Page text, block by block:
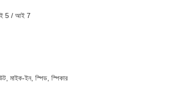
5 / আই 7
মাইক-ইন, স্পিড, স্পিকার